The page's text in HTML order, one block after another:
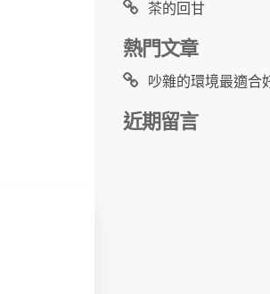
茶的回甘
熱門文章
吵雜的環境最適合
近期留言